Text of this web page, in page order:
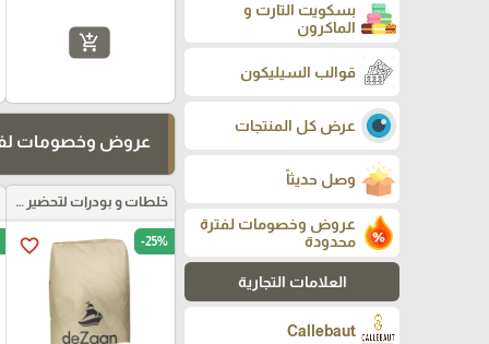
بسكويت التارت و
الماكرون
قوالب السيليكون
عرض كل المنتجات
وصل حديثاً
عروض وخصومات لفترة
محدودة
العلامات التجارية
Callebaut
add_shopping_cart
عروض وخصومات
خلطات و بودرات لتحضير العجائن
favorite_border -25%